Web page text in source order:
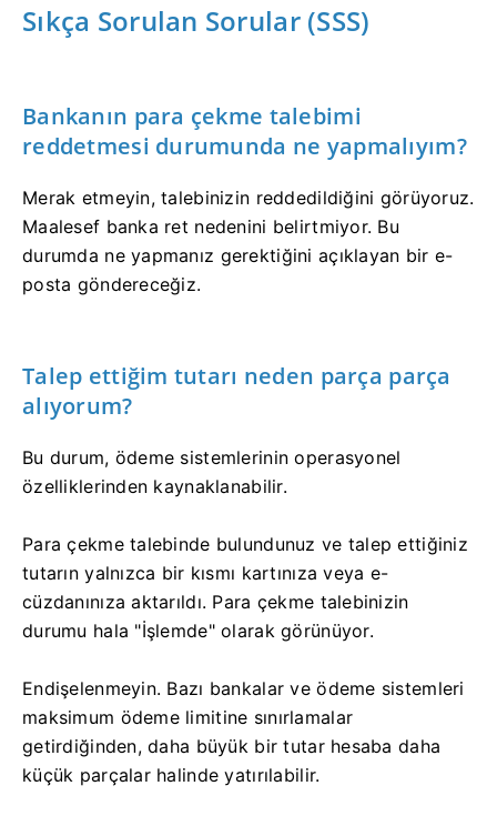
Sıkça Sorulan Sorular (SSS)
Bankanın para çekme talebimi
reddetmesi durumunda ne yapmalıyım?
Merak etmeyin, talebinizin reddedildiğini görüyoruz.
Maalesef banka ret nedenini belirtmiyor. Bu
durumda ne yapmanız gerektiğini açıklayan bir e-
posta göndereceğiz.
Talep ettiğim tutarı neden parça parça
alıyorum?
Bu durum, ödeme sistemlerinin operasyonel
özelliklerinden kaynaklanabilir.
Para çekme talebinde bulundunuz ve talep ettiğiniz
tutarın yalnızca bir kısmı kartınıza veya e-
cüzdanınıza aktarıldı. Para çekme talebinizin
durumu hala "İşlemde" olarak görünüyor.
Endişelenmeyin. Bazı bankalar ve ödeme sistemleri
maksimum ödeme limitine sınırlamalar
getirdiğinden, daha büyük bir tutar hesaba daha
küçük parçalar halinde yatırılabilir.